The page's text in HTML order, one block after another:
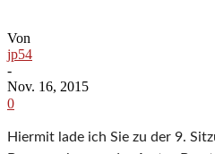
Von
jp54
-
Nov. 16, 2015
0
Hiermit lade ich Sie zu der 9.